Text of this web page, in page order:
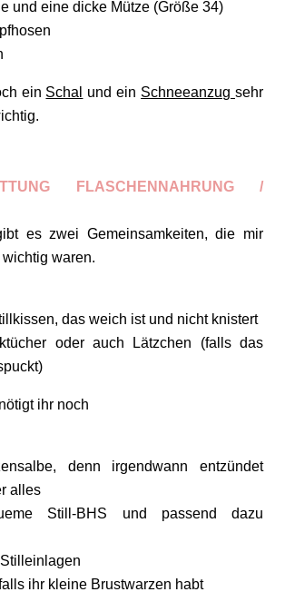
und eine dicke Mütze (Größe 34)
ein Schal und ein Schneeanzugsehr
FLASCHENNAHRUNG /
es zwei Gemeinsamkeiten, die mir
waren.
das weich ist und nicht knistert
oder auch Lätzchen (falls das
ihr noch
denn irgendwann entzündet
alles
Still-BHS und passend dazu
ihr kleine Brustwarzen habt